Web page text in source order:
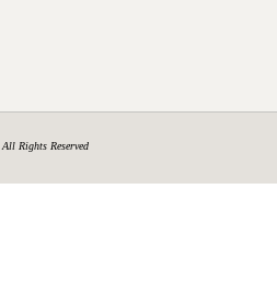
All Rights Reserved